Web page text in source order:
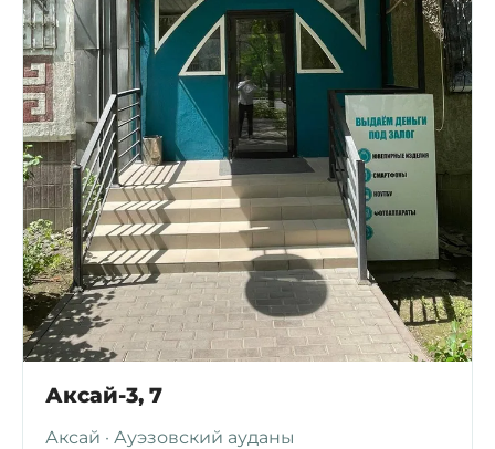
Аксай-3, 7
Аксай · Ауэзовский ауданы